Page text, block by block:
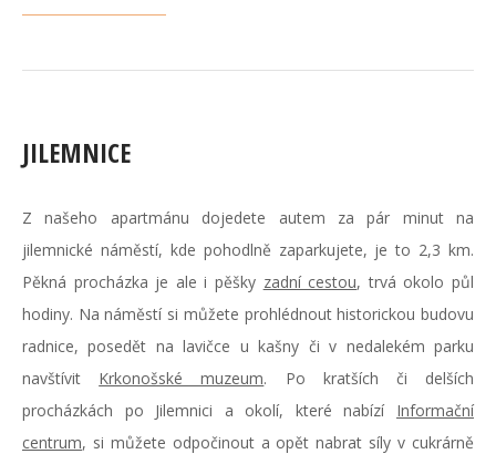
JILEMNICE
Z našeho apartmánu dojedete autem za pár minut na
jilemnické náměstí, kde pohodlně zaparkujete, je to 2,3 km.
Pěkná procházka je ale i pěšky zadní cestou, trvá okolo půl
hodiny. Na náměstí si můžete prohlédnout historickou budovu
radnice, posedět na lavičce u kašny či v nedalekém parku
navštívit Krkonošské muzeum. Po kratších či delších
procházkách po Jilemnici a okolí, které nabízí Informační
centrum, si můžete odpočinout a opět nabrat síly v cukrárně